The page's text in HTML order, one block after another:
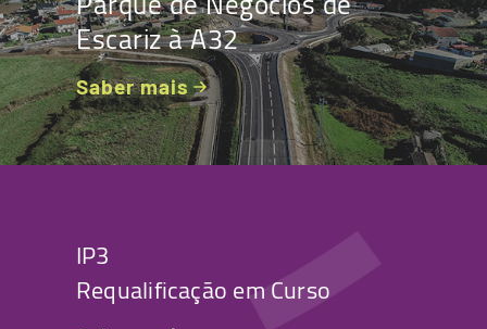
Escariz à A32
Saber mais
IP3
Requalificação em Curso